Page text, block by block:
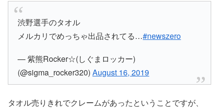
渋野選手のタオル
メルカリでめっちゃ出品されてる…#newszero
— 紫熊Rocker☆(しぐまロッカー)
(@sigma_rocker320)August 16, 2019
タオル売りきれでクレームがあったということですが、